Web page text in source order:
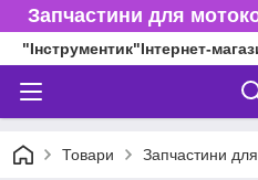
Запчастини для
"Інструментик"Інтернет-
Товари Запчастини